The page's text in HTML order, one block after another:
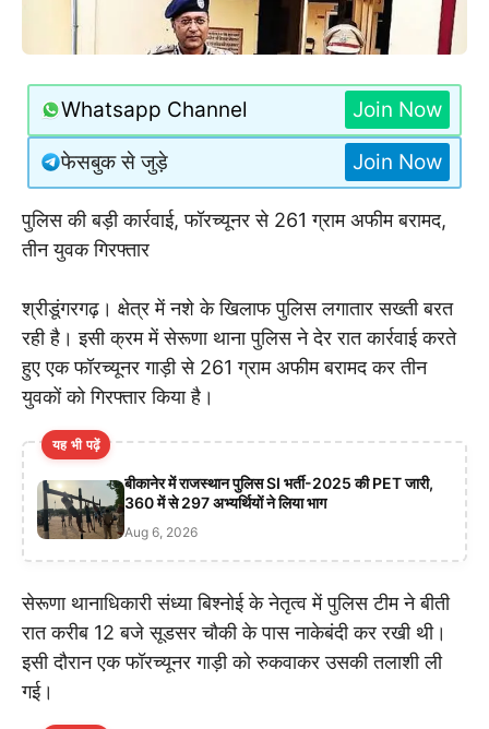
Whatsapp Channel Join Now
फेसबुक से जुड़े Join Now
पुलिस की बड़ी कार्रवाई, फॉरच्यूनर से 261 ग्राम अफीम बरामद,
तीन युवक गिरफ्तार
श्रीडूंगरगढ़। क्षेत्र में नशे के खिलाफ पुलिस लगातार सख्ती बरत
रही है। इसी क्रम में सेरूणा थाना पुलिस ने देर रात कार्रवाई करते
हुए एक फॉरच्यूनर गाड़ी से 261 ग्राम अफीम बरामद कर तीन
युवकों को गिरफ्तार किया है।
यह भी पढ़ें
बीकानेर में राजस्थान पुलिस SI भर्ती-2025 की PET जारी,
360 में से 297 अभ्यर्थियों ने लिया भाग
Aug 6, 2026
सेरूणा थानाधिकारी संध्या बिश्नोई के नेतृत्व में पुलिस टीम ने बीती
रात करीब 12 बजे सूडसर चौकी के पास नाकेबंदी कर रखी थी।
इसी दौरान एक फॉरच्यूनर गाड़ी को रुकवाकर उसकी तलाशी ली
गई।